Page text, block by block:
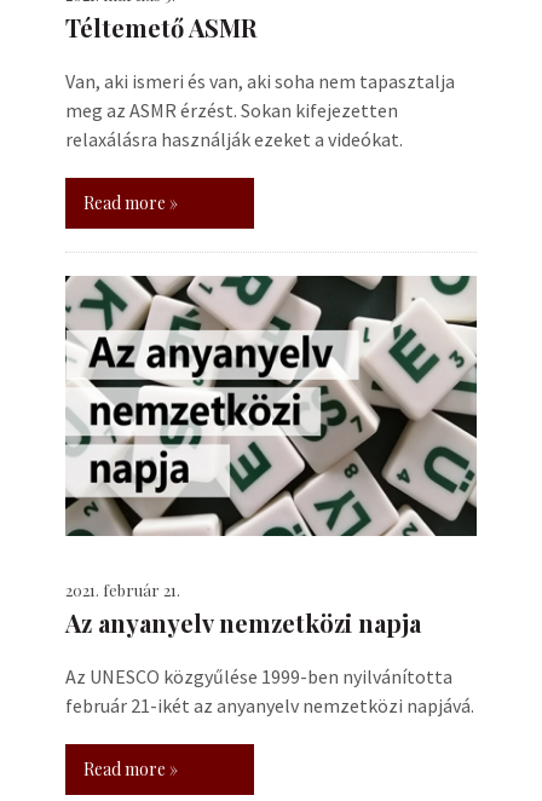
Téltemető ASMR
Van, aki ismeri és van, aki soha nem tapasztalja
meg az ASMR érzést. Sokan kifejezetten
relaxálásra használják ezeket a videókat.
Read more »
2021. február 21.
Az anyanyelv nemzetközi napja
Az UNESCO közgyűlése 1999-ben nyilvánította
február 21-ikét az anyanyelv nemzetközi napjává.
Read more »